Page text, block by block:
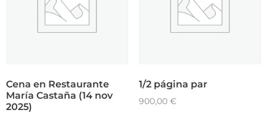
Cena en Restaurante
María Castaña (14 nov
2025)
1/2 página par
900,00 €